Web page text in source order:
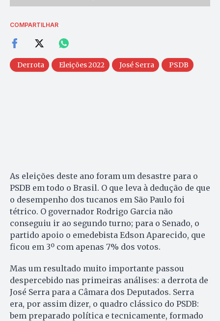
COMPARTILHAR
Derrota Eleições 2022 José Serra PSDB
As eleições deste ano foram um desastre para o
PSDB em todo o Brasil. O que leva à dedução de que
o desempenho dos tucanos em São Paulo foi
tétrico. O governador Rodrigo Garcia não
conseguiu ir ao segundo turno; para o Senado, o
partido apoio o emedebista Edson Aparecido, que
ficou em 3º com apenas 7% dos votos.
Mas um resultado muito importante passou
despercebido nas primeiras análises: a derrota de
José Serra para a Câmara dos Deputados. Serra
era, por assim dizer, o quadro clássico do PSDB:
bem preparado política e tecnicamente, formado